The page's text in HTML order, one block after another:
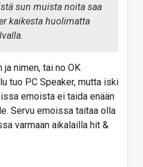
sun muista noita saa
kaikesta huolimatta
nimen, tai no OK
tuo PC Speaker, mutta iski
emoista ei taida enään
Servu emoissa taitaa olla
varmaan aikalailla hit &